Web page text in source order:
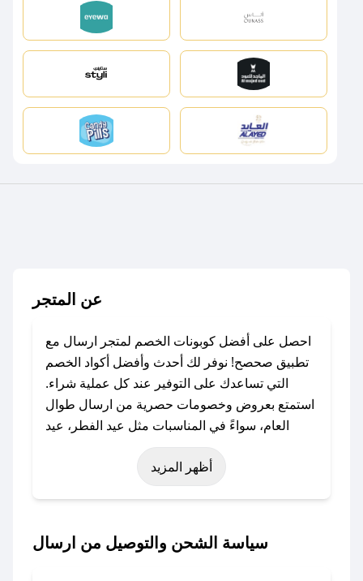
عن المتجر
احصل على أفضل كوبونات الخصم لمتجر ارسال مع
تطبيق صحصح! نوفر لك أحدث وأفضل أكواد الخصم
التي تساعدك على التوفير عند كل عملية شراء.
استمتع بعروض وخصومات حصرية من ارسال طوال
العام، سواءً في المناسبات مثل عيد الفطر، عيد
الأضحى، الجمعة البيضاء (شهر نوفمبر)، رمضان،
اليوم الوطني، يوم التأسيس، أو حتى عروض خاصة
باستخدام تطبيق صحصح، يمكنك العثور بسهولة على
أظهر المزيد
سياسة الشحن والتوصيل من ارسال